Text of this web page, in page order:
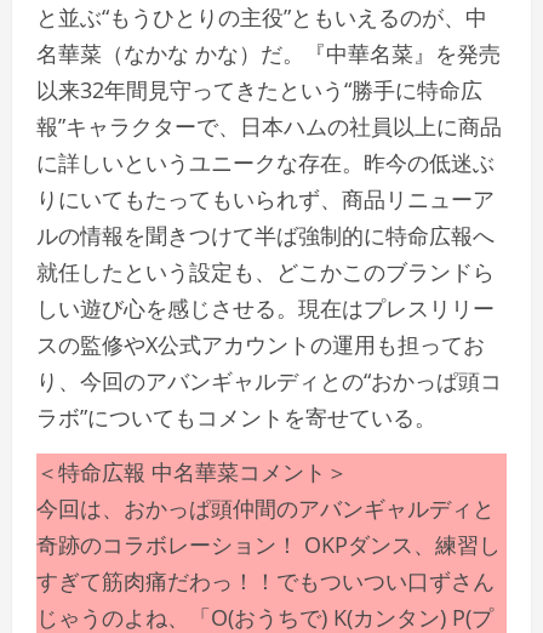
と並ぶ“もうひとりの主役”ともいえるのが、中
名華菜（なかな かな）だ。『中華名菜』を発売
以来32年間見守ってきたという“勝手に特命広
報”キャラクターで、日本ハムの社員以上に商品
に詳しいというユニークな存在。昨今の低迷ぶ
りにいてもたってもいられず、商品リニューア
ルの情報を聞きつけて半ば強制的に特命広報へ
就任したという設定も、どこかこのブランドら
しい遊び心を感じさせる。現在はプレスリリー
スの監修やX公式アカウントの運用も担ってお
り、今回のアバンギャルディとの“おかっぱ頭コ
ラボ”についてもコメントを寄せている。
＜特命広報 中名華菜コメント＞
今回は、おかっぱ頭仲間のアバンギャルディと
奇跡のコラボレーション！ OKPダンス、練習し
すぎて筋肉痛だわっ！！でもついつい口ずさん
じゃうのよね、「O(おうちで) K(カンタン) P(プ